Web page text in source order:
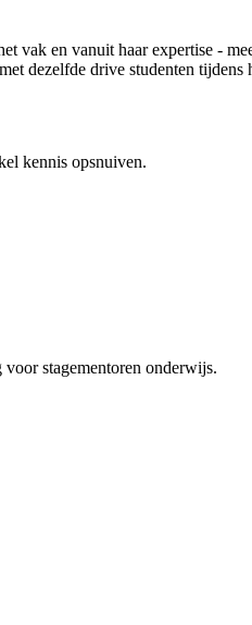
en vanuit haar expertise -
dezelfde drive studenten tijdens
kennis opsnuiven.
stagementoren onderwijs.